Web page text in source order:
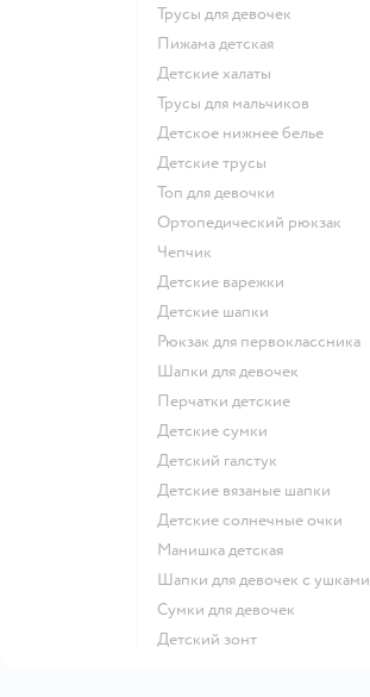
Трусы для девочек
Пижама детская
Детские халаты
Трусы для мальчиков
Детское нижнее белье
Детские трусы
Топ для девочки
Ортопедический рюкзак
Чепчик
Детские варежки
Детские шапки
Рюкзак для первоклассника
Шапки для девочек
Перчатки детские
Детские сумки
Детский галстук
Детские вязаные шапки
Детские солнечные очки
Манишка детская
Шапки для девочек с ушками
Сумки для девочек
Детский зонт